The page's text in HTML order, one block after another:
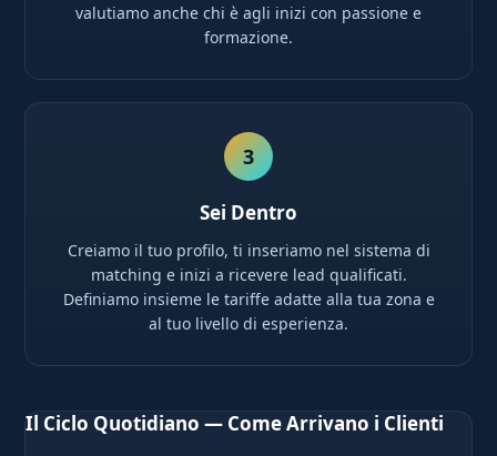
valutiamo anche chi è agli inizi con passione e
formazione.
3
Sei Dentro
Creiamo il tuo profilo, ti inseriamo nel sistema di
matching e inizi a ricevere lead qualificati.
Definiamo insieme le tariffe adatte alla tua zona e
al tuo livello di esperienza.
Il Ciclo Quotidiano — Come Arrivano i Clienti